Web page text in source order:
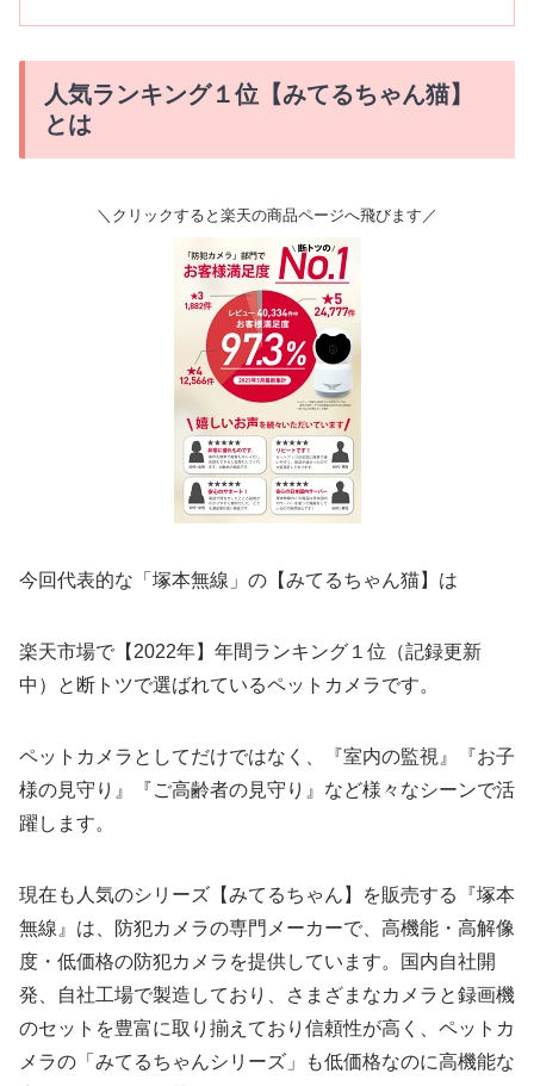
人気ランキング１位【みてるちゃん猫】
とは
＼クリックすると楽天の商品ページへ飛びます／
今回代表的な「塚本無線」の【みてるちゃん猫】は
楽天市場で【2022年】年間ランキング１位（記録更新
中）と断トツで選ばれているペットカメラです。
ペットカメラとしてだけではなく、『室内の監視』『お子
様の見守り』『ご高齢者の見守り』など様々なシーンで活
躍します。
現在も人気のシリーズ【みてるちゃん】を販売する『塚本
無線』は、防犯カメラの専門メーカーで、高機能・高解像
度・低価格の防犯カメラを提供しています。国内自社開
発、自社工場で製造しており、さまざまなカメラと録画機
のセットを豊富に取り揃えており信頼性が高く、ペットカ
メラの「みてるちゃんシリーズ」も低価格なのに高機能な